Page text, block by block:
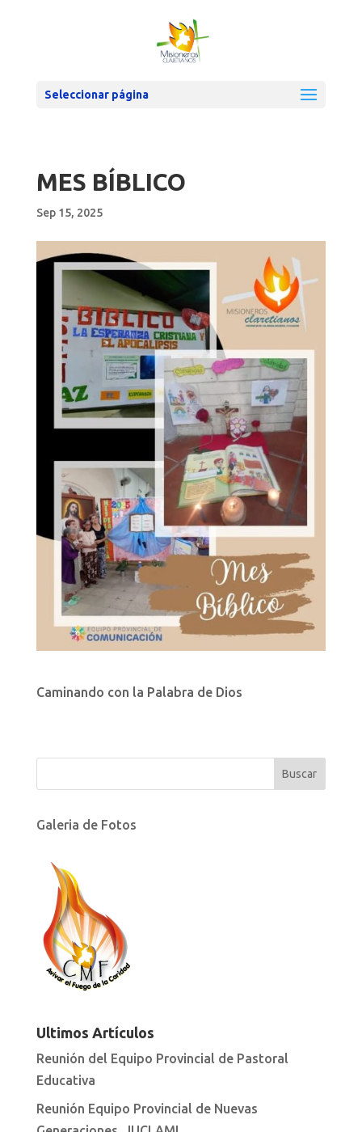
Seleccionar página
MES BÍBLICO
Sep 15, 2025
Caminando con la Palabra de Dios
Galeria de Fotos
Ultimos Artículos
Reunión del Equipo Provincial de Pastoral
Educativa
Reunión Equipo Provincial de Nuevas